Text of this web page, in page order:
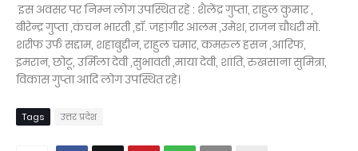
इस अवसर पर निम्न लोग उपस्थित रहे : शैलेंद्र गुप्ता, राहुल कुमार ,
बीरेन्द्र गुप्ता ,कंचन भारती ,डॉ. जहांगीर आलम ,उमेश, राजन चौधरी मो.
शरीफ उर्फ सद्दाम, शहाबुद्दीन, राहुल चमार, कमरुल हसन ,आरिफ,
इमरान, छोटू, उर्मिला देवी ,सुभावती ,माया देवी, शांति, रुखसाना सुमित्रा,
विकास गुप्ता आदि लोग उपस्थित रहे।
Tags उत्तर प्रदेश